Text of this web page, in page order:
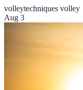
volleytechniques volley
Aug 3